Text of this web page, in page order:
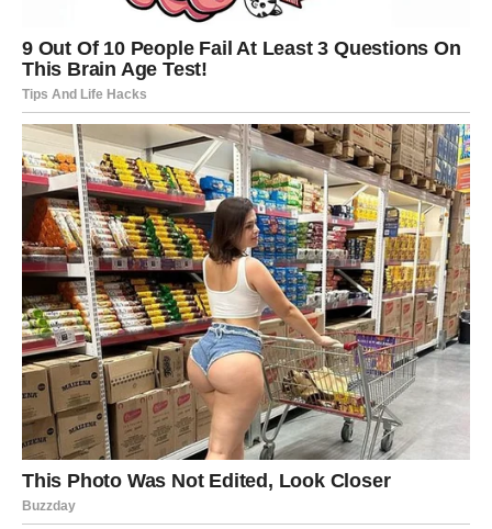
Na polju posla i finansija dolazi mnogo bolja energija.
Blizanci će imati priliku pokazati koliko zapravo vrijede, a
mnogi će dobiti priznanje ili prilike koja će im mnogo
značiti.
Pred njima je period u kojem će se osjećati rasterećenije,
srećnije i motivisanije nego u prethodnim mjesecima.
Ponovo će imati želju da planiraju, sanjaju i vjeruju da
najbolje tek dolazi.